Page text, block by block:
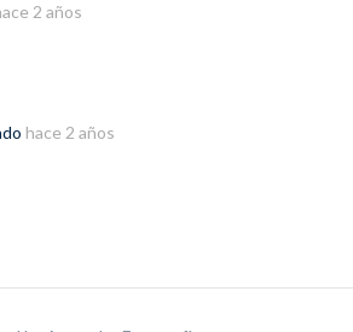
2 años
hace 2 años